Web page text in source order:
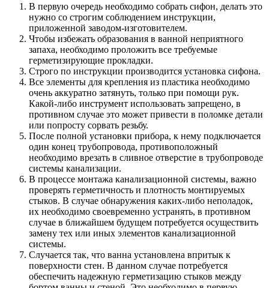
В первую очередь необходимо собрать сифон, делать это
нужно со строгим соблюдением инструкции,
приложенной заводом-изготовителем.
Чтобы избежать образования в ванной неприятного
запаха, необходимо проложить все требуемые
герметизирующие прокладки.
Строго по инструкции производится установка сифона.
Все элементы для крепления из пластика необходимо
очень аккуратно затянуть, только при помощи рук.
Какой-либо инструмент использовать запрещено, в
противном случае это может привести в поломке детали
или попросту сорвать резьбу.
После полной установки прибора, к нему подключается
один конец трубопровода, противоположный
необходимо врезать в сливное отверстие в трубопроводе
системы канализации.
В процессе монтажа канализационной системы, важно
проверять герметичность и плотность монтируемых
стыков. В случае обнаружения каких-либо неполадок,
их необходимо своевременно устранять, в противном
случае в ближайшем будущем потребуется осуществить
замену тех или иных элементов канализационной
системы.
Случается так, что ванна установлена впритык к
поверхности стен. В данном случае потребуется
обеспечить надежную герметизацию стыков между